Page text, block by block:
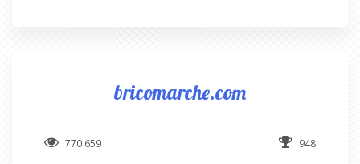
bricomarche.com
770 659 948